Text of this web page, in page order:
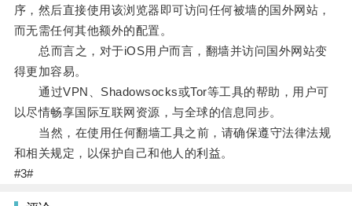
序，然后直接使用该浏览器即可访问任何被墙的国外网站，
而无需任何其他额外的配置。
总而言之，对于iOS用户而言，翻墙并访问国外网站变
得更加容易。
通过VPN、Shadowsocks或Tor等工具的帮助，用户可
以尽情畅享国际互联网资源，与全球的信息同步。
当然，在使用任何翻墙工具之前，请确保遵守法律法规
和相关规定，以保护自己和他人的利益。
#3#